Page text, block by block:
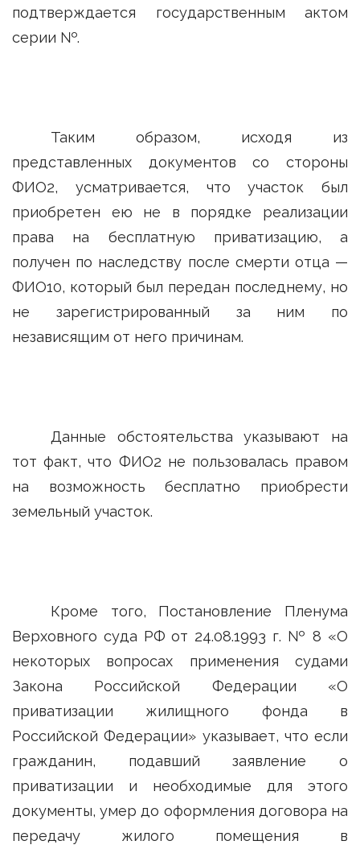
подтверждается государственным актом
серии №.
Таким образом, исходя из
представленных документов со стороны
ФИО2, усматривается, что участок был
приобретен ею не в порядке реализации
права на бесплатную приватизацию, а
получен по наследству после смерти отца —
ФИО10, который был передан последнему, но
не зарегистрированный за ним по
независящим от него причинам.
Данные обстоятельства указывают на
тот факт, что ФИО2 не пользовалась правом
на возможность бесплатно приобрести
земельный участок.
Кроме того, Постановление Пленума
Верховного суда РФ от 24.08.1993 г. № 8 «О
некоторых вопросах применения судами
Закона Российской Федерации «О
приватизации жилищного фонда в
Российской Федерации» указывает, что если
гражданин, подавший заявление о
приватизации и необходимые для этого
документы, умер до оформления договора на
передачу жилого помещения в